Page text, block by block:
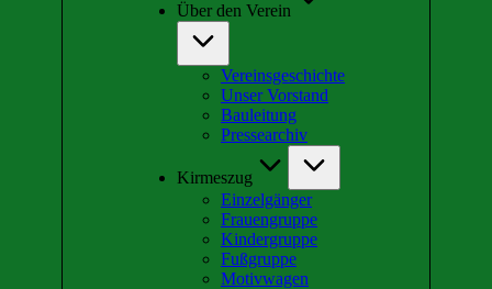
Über den Verein
Vereinsgeschichte
Unser Vorstand
Bauleitung
Pressearchiv
Kirmeszug
Einzelgänger
Frauengruppe
Kindergruppe
Fußgruppe
Motivwagen